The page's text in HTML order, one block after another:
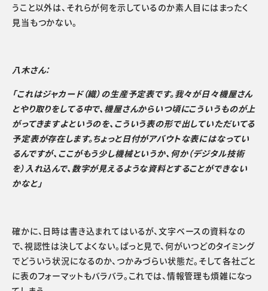
うこと以外は、それらが何を示しているのか素人目にはまったく
見当もつかない。
八木さん：
「これはジャカード（織）の生産予定表です。我々が日々機屋さん
とやり取りをしてる中で、機屋さんからいつ頃にこういうものが上
がってきますよというのを、こういう表の形で出していただいてる
予定表が存在します。ちょっと日付がアバウトな表にはなってい
るんですが、ここがもう少し機械というか、何か（デジタル技術
を）入れ込んで、数字が見えるような資料とすることができない
かなと」
確かに、日時は書き込まれてはいるが、文字ベースの資料なの
で、視認性は決してよくない。ぱっと見で、何がいつどのタイミング
でどういう状況になるのか、つかみづらい状態だ。そして各社ごと
に表のフォーマットもバラバラ。これでは、情報管理も煩雑になっ